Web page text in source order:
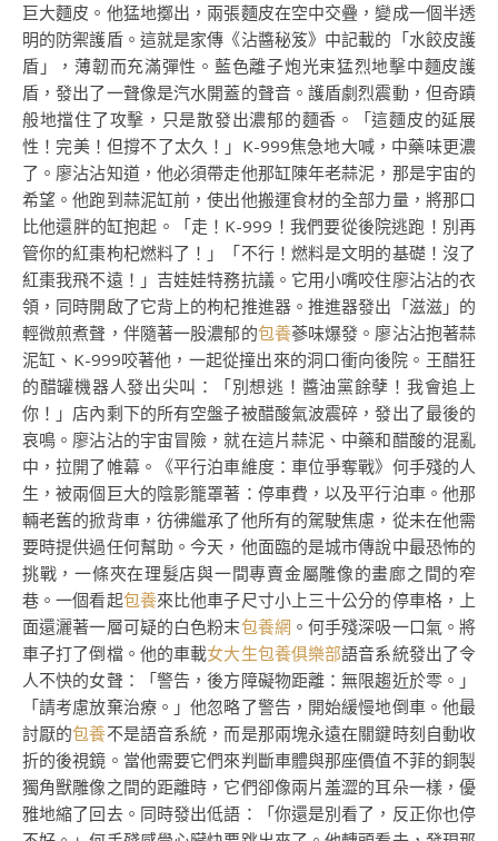
巨大麵皮。他猛地擲出，兩張麵皮在空中交疊，變成一個半透
明的防禦護盾。這就是家傳《沾醬秘笈》中記載的「水餃皮護
盾」，薄韌而充滿彈性。藍色離子炮光束猛烈地擊中麵皮護
盾，發出了一聲像是汽水開蓋的聲音。護盾劇烈震動，但奇蹟
般地擋住了攻擊，只是散發出濃郁的麵香。「這麵皮的延展
性！完美！但撐不了太久！」K-999焦急地大喊，中藥味更濃
了。廖沾沾知道，他必須帶走他那缸陳年老蒜泥，那是宇宙的
希望。他跑到蒜泥缸前，使出他搬運食材的全部力量，將那口
比他還胖的缸抱起。「走！K-999！我們要從後院逃跑！別再
管你的紅棗枸杞燃料了！」「不行！燃料是文明的基礎！沒了
紅棗我飛不遠！」吉娃娃特務抗議。它用小嘴咬住廖沾沾的衣
領，同時開啟了它背上的枸杞推進器。推進器發出「滋滋」的
輕微煎煮聲，伴隨著一股濃郁的包養蔘味爆發。廖沾沾抱著蒜
泥缸、K-999咬著他，一起從撞出來的洞口衝向後院。王醋狂
的醋罐機器人發出尖叫：「別想逃！醬油黨餘孽！我會追上
你！」店內剩下的所有空盤子被醋酸氣波震碎，發出了最後的
哀鳴。廖沾沾的宇宙冒險，就在這片蒜泥、中藥和醋酸的混亂
中，拉開了帷幕。《平行泊車維度：車位爭奪戰》何手殘的人
生，被兩個巨大的陰影籠罩著：停車費，以及平行泊車。他那
輛老舊的掀背車，彷彿繼承了他所有的駕駛焦慮，從未在他需
要時提供過任何幫助。今天，他面臨的是城市傳說中最恐怖的
挑戰，一條夾在理髮店與一間專賣金屬雕像的畫廊之間的窄
巷。一個看起包養來比他車子尺寸小上三十公分的停車格，上
面還灑著一層可疑的白色粉末包養網 。何手殘深吸一口氣。將
車子打了倒檔。他的車載女大生包養俱樂部語音系統發出了令
人不快的女聲：「警告，後方障礙物距離：無限趨近於零。」
「請考慮放棄治療。」他忽略了警告，開始緩慢地倒車。他最
討厭的包養不是語音系統，而是那兩塊永遠在關鍵時刻自動收
折的後視鏡。當他需要它們來判斷車體與那座價值不菲的銅製
獨角獸雕像之間的距離時，它們卻像兩片羞澀的耳朵一樣，優
雅地縮了回去。同時發出低語：「你還是別看了，反正你也停